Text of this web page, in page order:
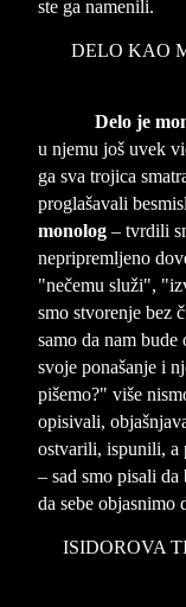
ste ga namenili.
DELO KAO
Delo je
u njemu još uvek
ga sva trojica
proglašavali
monolog – tvrdili
nepripremljeno
"nečemu služi",
smo stvorenje bez
samo da nam
svoje ponašanje i
pišemo?" više
opisivali,
ostvarili, ispunili, a
– sad smo pisali
da sebe objasnimo
ISIDOROVA